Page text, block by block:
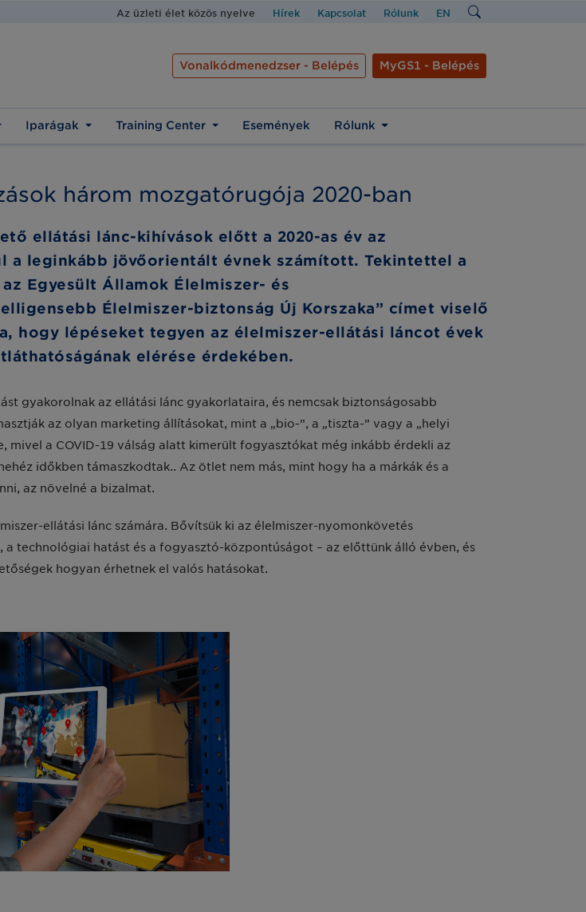
Az üzleti élet közös nyelve Hírek Kapcsolat Rólunk EN
Vonalkódmenedzser - Belépés MyGS1 - Belépés
Iparágak Training Center Események Rólunk
három mozgatórugója 2020-ban
ellátási lánc-kihívások előtt a 2020-as év az
leginkább jövőorientált évnek számított. Tekintettel a
Egyesült Államok Élelmiszer- és
Élelmiszer-biztonság Új Korszaka” címet viselő
hogy lépéseket tegyen az élelmiszer-ellátási láncot évek
elérése érdekében.
gyakorolnak az ellátási lánc gyakorlataira, és nemcsak biztonságosabb
az olyan marketing állításokat, mint a „bio-”, a „tiszta-” vagy a „helyi
a COVID-19 válság alatt kimerült fogyasztókat még inkább érdekli az
időkben támaszkodtak.. Az ötlet nem más, mint hogy ha a márkák és a
az növelné a bizalmat.
ellátási lánc számára. Bővítsük ki az élelmiszer-nyomonkövetés
technológiai hatást és a fogyasztó-központúságot – az előttünk álló évben, és
hogyan érhetnek el valós hatásokat.